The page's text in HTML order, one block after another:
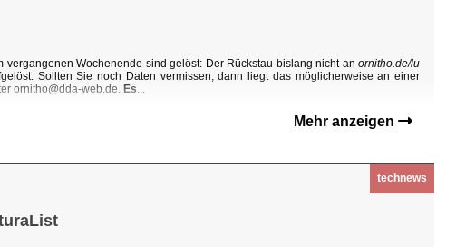
Wochenende sind gelöst: Der Rückstau bislang nicht an ornitho.de/lu
Sollten Sie noch Daten vermissen, dann liegt das möglicherweise an einer
ornitho@dda-web.de. Es...
Mehr anzeigen
technews